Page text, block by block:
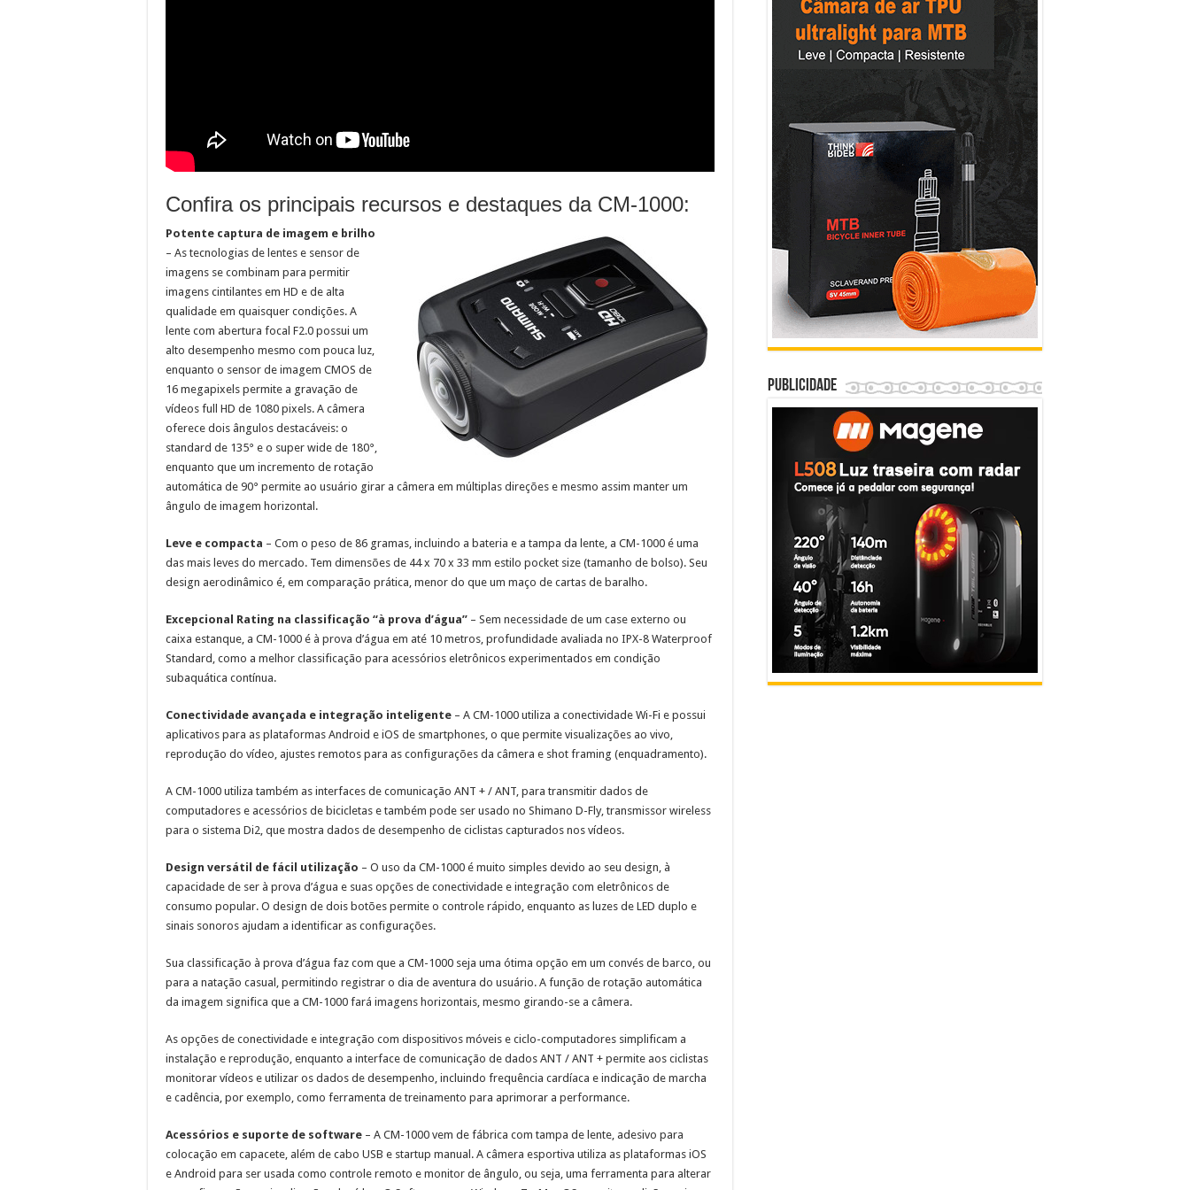
Confira os principais recursos e destaques da CM-1000:
Potente captura de imagem e brilho
– As tecnologias de lentes e sensor de
imagens se combinam para permitir
imagens cintilantes em HD e de alta
qualidade em quaisquer condições. A
lente com abertura focal F2.0 possui um
alto desempenho mesmo com pouca luz,
enquanto o sensor de imagem CMOS de
16 megapixels permite a gravação de
vídeos full HD de 1080 pixels. A câmera
oferece dois ângulos destacáveis: o
standard de 135° e o super wide de 180°,
enquanto que um incremento de rotação
automática de 90° permite ao usuário girar a câmera em múltiplas direções e mesmo assim manter um
ângulo de imagem horizontal.
Leve e compacta – Com o peso de 86 gramas, incluindo a bateria e a tampa da lente, a CM-1000 é uma
das mais leves do mercado. Tem dimensões de 44 x 70 x 33 mm estilo pocket size (tamanho de bolso). Seu
design aerodinâmico é, em comparação prática, menor do que um maço de cartas de baralho.
Excepcional Rating na classificação “à prova d’água” – Sem necessidade de um case externo ou
caixa estanque, a CM-1000 é à prova d’água em até 10 metros, profundidade avaliada no IPX-8 Waterproof
Standard, como a melhor classificação para acessórios eletrônicos experimentados em condição
subaquática contínua.
Conectividade avançada e integração inteligente – A CM-1000 utiliza a conectividade Wi-Fi e possui
aplicativos para as plataformas Android e iOS de smartphones, o que permite visualizações ao vivo,
reprodução do vídeo, ajustes remotos para as configurações da câmera e shot framing (enquadramento).
A CM-1000 utiliza também as interfaces de comunicação ANT + / ANT, para transmitir dados de
computadores e acessórios de bicicletas e também pode ser usado no Shimano D-Fly, transmissor wireless
para o sistema Di2, que mostra dados de desempenho de ciclistas capturados nos vídeos.
Design versátil de fácil utilização – O uso da CM-1000 é muito simples devido ao seu design, à
capacidade de ser à prova d’água e suas opções de conectividade e integração com eletrônicos de
consumo popular. O design de dois botões permite o controle rápido, enquanto as luzes de LED duplo e
sinais sonoros ajudam a identificar as configurações.
Sua classificação à prova d’água faz com que a CM-1000 seja uma ótima opção em um convés de barco, ou
para a natação casual, permitindo registrar o dia de aventura do usuário. A função de rotação automática
da imagem significa que a CM-1000 fará imagens horizontais, mesmo girando-se a câmera.
As opções de conectividade e integração com dispositivos móveis e ciclo-computadores simplificam a
instalação e reprodução, enquanto a interface de comunicação de dados ANT / ANT + permite aos ciclistas
monitorar vídeos e utilizar os dados de desempenho, incluindo frequência cardíaca e indicação de marcha
e cadência, por exemplo, como ferramenta de treinamento para aprimorar a performance.
Acessórios e suporte de software – A CM-1000 vem de fábrica com tampa de lente, adesivo para
colocação em capacete, além de cabo USB e startup manual. A câmera esportiva utiliza as plataformas iOS
e Android para ser usada como controle remoto e monitor de ângulo, ou seja, uma ferramenta para alterar
Publicidade